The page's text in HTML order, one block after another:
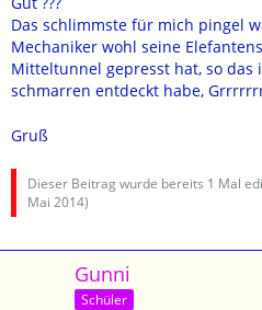
Das schlimmste für mich pingel
Mechaniker wohl seine
Mitteltunnel gepresst hat, so das
schmarren entdeckt habe,
Gruß
Dieser Beitrag wurde bereits 1 Mal
Mai 2014)
Gunni
Schüler